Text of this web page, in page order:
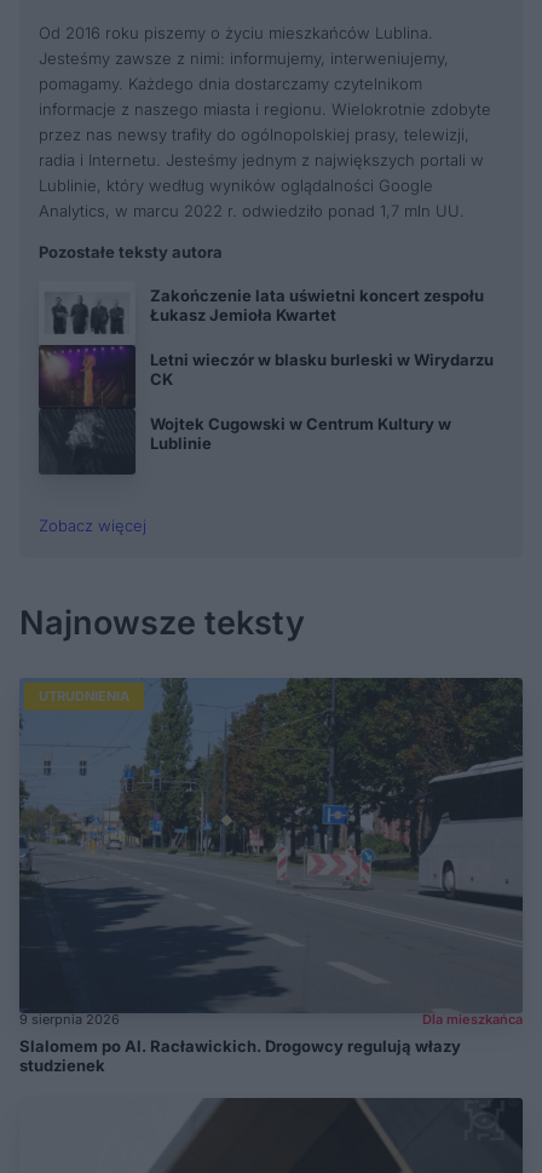
Od 2016 roku piszemy o życiu mieszkańców Lublina.
Jesteśmy zawsze z nimi: informujemy, interweniujemy,
pomagamy. Każdego dnia dostarczamy czytelnikom
informacje z naszego miasta i regionu. Wielokrotnie zdobyte
przez nas newsy trafiły do ogólnopolskiej prasy, telewizji,
radia i Internetu. Jesteśmy jednym z największych portali w
Lublinie, który według wyników oglądalności Google
Analytics, w marcu 2022 r. odwiedziło ponad 1,7 mln UU.
Pozostałe teksty autora
Zakończenie lata uświetni koncert zespołu
Łukasz Jemioła Kwartet
Letni wieczór w blasku burleski w Wirydarzu
CK
Wojtek Cugowski w Centrum Kultury w
Lublinie
Zobacz więcej
Najnowsze teksty
UTRUDNIENIA
9 sierpnia 2026 Dla mieszkańca
Slalomem po Al. Racławickich. Drogowcy regulują włazy
studzienek